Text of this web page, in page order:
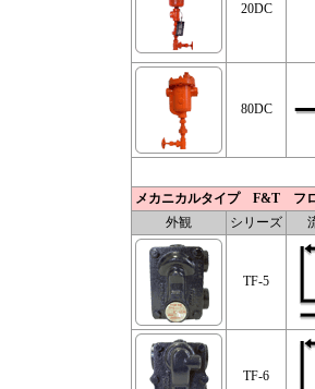
20DC
80DC
メカニカルタイプ F&T フ
外観
シリーズ
TF-5
TF-6